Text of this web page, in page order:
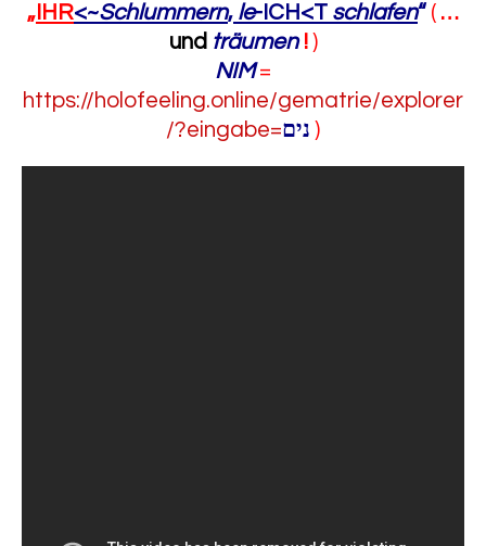
„ IHR<~Schlummern, le-ICH<T schlafen“ ( …
und träumen ! )
NIM =
https://holofeeling.online/gematrie/explorer
/?eingabe=נים )